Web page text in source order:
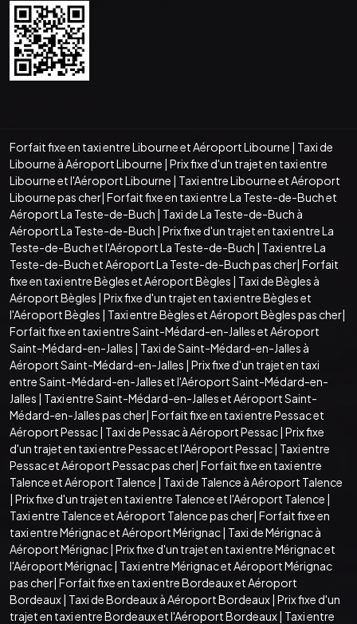
Forfait fixe en taxi entre Libourne et Aéroport Libourne | Taxi de
Libourne à Aéroport Libourne | Prix fixe d'un trajet en taxi entre
Libourne et l'Aéroport Libourne | Taxi entre Libourne et Aéroport
Libourne pas cher| Forfait fixe en taxi entre La Teste-de-Buch et
Aéroport La Teste-de-Buch | Taxi de La Teste-de-Buch à
Aéroport La Teste-de-Buch | Prix fixe d'un trajet en taxi entre La
Teste-de-Buch et l'Aéroport La Teste-de-Buch | Taxi entre La
Teste-de-Buch et Aéroport La Teste-de-Buch pas cher| Forfait
fixe en taxi entre Bègles et Aéroport Bègles | Taxi de Bègles à
Aéroport Bègles | Prix fixe d'un trajet en taxi entre Bègles et
l'Aéroport Bègles | Taxi entre Bègles et Aéroport Bègles pas cher|
Forfait fixe en taxi entre Saint-Médard-en-Jalles et Aéroport
Saint-Médard-en-Jalles | Taxi de Saint-Médard-en-Jalles à
Aéroport Saint-Médard-en-Jalles | Prix fixe d'un trajet en taxi
entre Saint-Médard-en-Jalles et l'Aéroport Saint-Médard-en-
Jalles | Taxi entre Saint-Médard-en-Jalles et Aéroport Saint-
Médard-en-Jalles pas cher| Forfait fixe en taxi entre Pessac et
Aéroport Pessac| Taxi de Pessac à Aéroport Pessac| Prix fixe
d'un trajet en taxi entre Pessac et l'Aéroport Pessac| Taxi entre
Pessac et Aéroport Pessac pas cher| Forfait fixe en taxi entre
Talence et Aéroport Talence | Taxi de Talence à Aéroport Talence
| Prix fixe d'un trajet en taxi entre Talence et l'Aéroport Talence |
Taxi entre Talence et Aéroport Talence pas cher| Forfait fixe en
taxi entre Mérignac et Aéroport Mérignac| Taxi de Mérignac à
Aéroport Mérignac| Prix fixe d'un trajet en taxi entre Mérignac et
l'Aéroport Mérignac| Taxi entre Mérignac et Aéroport Mérignac
pas cher| Forfait fixe en taxi entre Bordeaux et Aéroport
Bordeaux| Taxi de Bordeaux à Aéroport Bordeaux| Prix fixe d'un
trajet en taxi entre Bordeaux et l'Aéroport Bordeaux| Taxi entre